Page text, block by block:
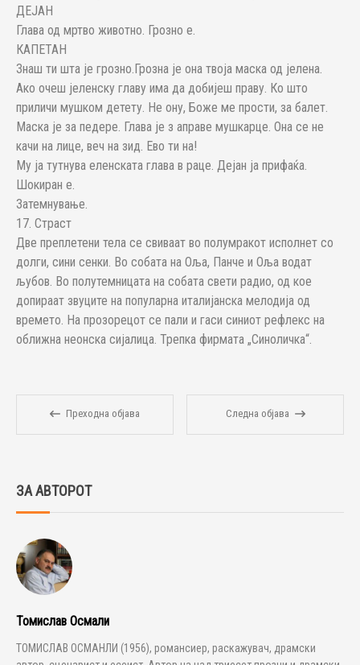
ДЕЈАН
Глава од мртво животно. Грозно е.
КАПЕТАН
Знаш ти шта је грозно.Грозна је она твоја маска од јелена.
Ако очеш јеленску главу има да добијеш праву. Ко што
приличи мушком детету. Не ону, Боже ме прости, за балет.
Маска је за педере. Глава је з аправе мушкарце. Она се не
качи на лице, веч на зид. Ево ти на!
Му ја тутнува еленската глава в раце. Дејан ја прифаќа.
Шокиран е.
Затемнување.
17. Страст
Две преплетени тела се свиваат во полумракот исполнет со
долги, сини сенки. Во собата на Оља, Панче и Оља водат
љубов. Во полутемницата на собата свети радио, од кое
допираат звуците на популарна италијанска мелодија од
времето. На прозорецот се пали и гаси синиот рефлекс на
оближна неонска сијалица. Трепка фирмата „Синоличка“.
Преходна објава Следна објава
ЗА АВТОРОТ
Томислав Осмали
ТОМИСЛАВ ОСМАНЛИ (1956), романсиер, раскажувач, драмски